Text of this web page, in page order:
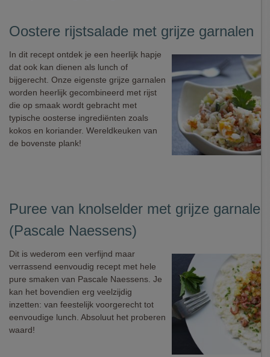
Oostere rijstsalade met grijze garnalen
In dit recept ontdek je een heerlijk hapje
dat ook kan dienen als lunch of
bijgerecht. Onze eigenste grijze garnalen
worden heerlijk gecombineerd met rijst
die op smaak wordt gebracht met
typische oosterse ingrediënten zoals
kokos en koriander. Wereldkeuken van
de bovenste plank!
Puree van knolselder met grijze garnalen
(Pascale Naessens)
Dit is wederom een verfijnd maar
verrassend eenvoudig recept met hele
pure smaken van Pascale Naessens. Je
kan het bovendien erg veelzijdig
inzetten: van feestelijk voorgerecht tot
eenvoudige lunch. Absoluut het proberen
waard!